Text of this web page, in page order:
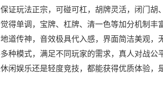
证玩法正宗，可碰可杠，胡牌灵活，闭门胡
得单调，宝牌、杠牌、清一色等加分机制丰
道传神，音效极具代入感，界面简洁美观，
种模式，满足不同玩家的需求，真人对战公
闲娱乐还是轻度竞技，都能获得优质体验，